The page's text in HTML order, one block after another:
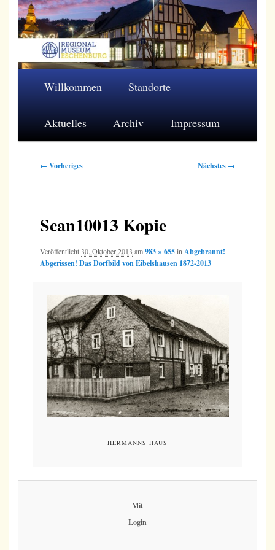
Zum
primären
Inhalt
Regionalmuseum Eschenburg e.V.
Willkommen Standorte
Aktuelles Archiv Impressum
Bilder-
← Vorheriges Nächstes →
Scan10013 Kopie
Veröffentlicht30. Oktober 2013 am983 × 655in Abgebrannt!
Abgerissen! Das Dorfbild von Eibelshausen 1872-2013
HERMANNS HAUS
Mit
Login